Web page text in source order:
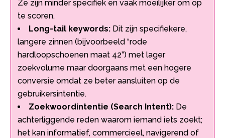
Ze zijn minder specifiek en vaak moeilijker om op
te scoren.
Long-tail keywords: Dit zijn specifiekere,
langere zinnen (bijvoorbeeld “rode
hardloopschoenen maat 42”) met lager
zoekvolume maar doorgaans met een hogere
conversie omdat ze beter aansluiten op de
gebruikersintentie.
Zoekwoordintentie (Search Intent): De
achterliggende reden waarom iemand iets zoekt;
het kan informatief, commercieel, navigerend of